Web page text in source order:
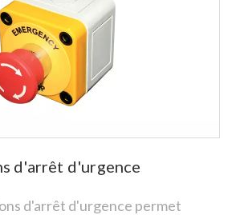
d'arrêt d'urgence
d'arrêt d'urgence permet